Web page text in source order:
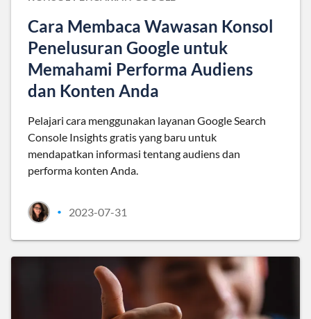
Cara Membaca Wawasan Konsol
Penelusuran Google untuk
Memahami Performa Audiens
dan Konten Anda
Pelajari cara menggunakan layanan Google Search
Console Insights gratis yang baru untuk
mendapatkan informasi tentang audiens dan
performa konten Anda.
• 2023-07-31